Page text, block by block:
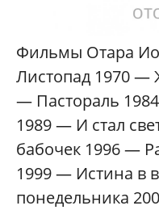
Фильмы Отара
Листопад 1970 —
— Пастораль
1989 — И стал
бабочек 1996 —
1999 — Истина в
понедельника